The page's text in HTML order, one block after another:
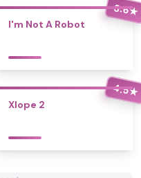
3.6★
I'm Not A Robot
4.5★
Xlope 2